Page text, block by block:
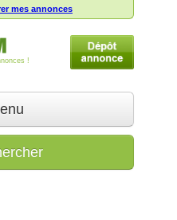
mes annonces
!
annonce